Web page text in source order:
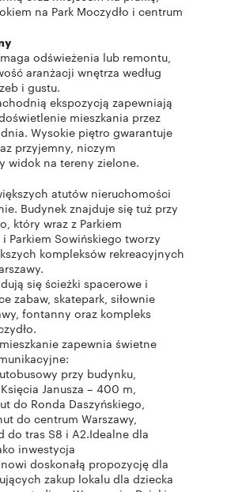
na Park Moczydło i centrum
odświeżenia lub remontu,
aranżacji wnętrza według
i gustu.
ekspozycją zapewniają
mieszkania przez
Wysokie piętro gwarantuje
przyjemny, niczym
widok na tereny zielone.
atutów nieruchomości
Budynek znajduje się tuż przy
który wraz z Parkiem
Parkiem Sowińskiego tworzy
kompleksów rekreacyjnych
się ścieżki spacerowe i
zabaw, skatepark, siłownie
fontanny oraz kompleks
zapewnia świetne
przy budynku,
Janusza – 400 m,
do Ronda Daszyńskiego,
do centrum Warszawy,
do tras S8 i A2.Idealne dla
inwestycja
doskonałą propozycję dla
zakup lokalu dla dziecka